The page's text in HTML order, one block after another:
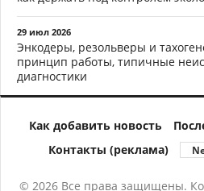
29 июл 2026
Энкодеры, резольверы и
принцип работы, типичные
диагностики
Как добавить новость
Контакты (реклама)
© 2026 Все права защищены.